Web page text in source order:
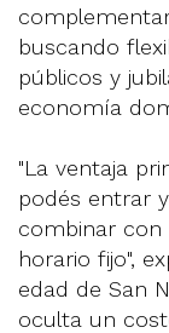
buscando
públicos y
economía
"La ventaja
podés entrar
combinar
horario fijo",
edad de San
oculta un